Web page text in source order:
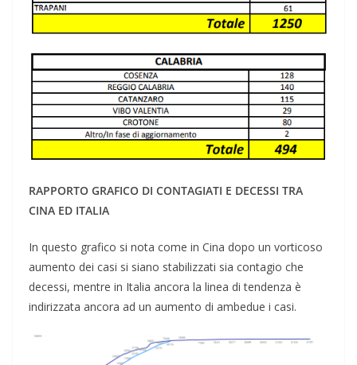
RAPPORTO GRAFICO DI CONTAGIATI E DECESSI TRA
CINA ED ITALIA
In questo grafico si nota come in Cina dopo un vorticoso
aumento dei casi si siano stabilizzati sia contagio che
decessi, mentre in Italia ancora la linea di tendenza è
indirizzata ancora ad un aumento di ambedue i casi.